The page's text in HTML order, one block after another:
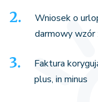
Wniosek o
darmowy wzór
Faktura
plus, in minus